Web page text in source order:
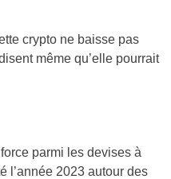
crypto ne baisse pas
même qu’elle pourrait
parmi les devises à
l’année 2023 autour des